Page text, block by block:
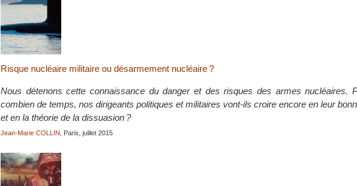
Risque nucléaire militaire ou désarmement nucléaire ?
Nous détenons cette connaissance du danger et des risques des armes nucléaires.
combien de temps, nos dirigeants politiques et militaires vont-ils croire encore en leur
et en la théorie de la dissuasion ?
Jean-Marie COLLIN , Paris, juillet 2015